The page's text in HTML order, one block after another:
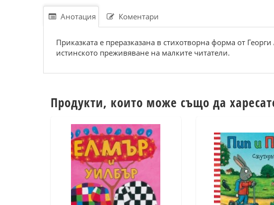
Анотация Коментари
Приказката е преразказана в стихотворна форма от
истинското преживяване на малките читатели.
Продукти, които може също да